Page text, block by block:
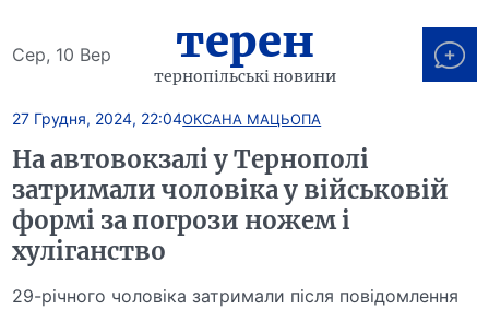
Сер, 10 Вер терен
тернопільські новини
27 Грудня, 2024, 22:04ОКСАНА МАЦЬОПА
На автовокзалі у Тернополі
затримали чоловіка у військовій
формі за погрози ножем і
хуліганство
29-річного чоловіка затримали після повідомлення